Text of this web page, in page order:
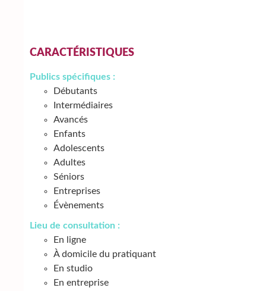
CARACTÉRISTIQUES
Publics spécifiques :
Débutants
Intermédiaires
Avancés
Enfants
Adolescents
Adultes
Séniors
Entreprises
Évènements
Lieu de consultation :
En ligne
À domicile du pratiquant
En studio
En entreprise